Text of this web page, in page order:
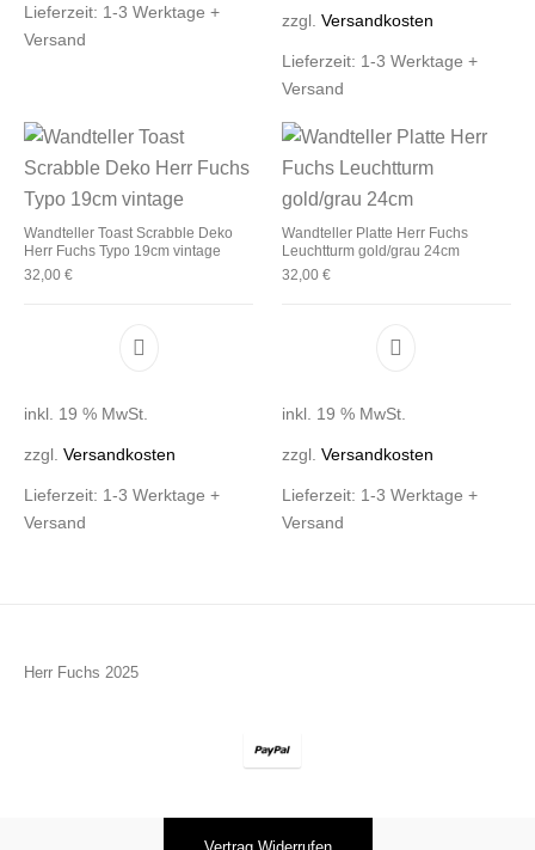
Lieferzeit: 1-3 Werktage +
Versand
zzgl. Versandkosten
Lieferzeit: 1-3 Werktage +
Versand
Wandteller Toast Scrabble Deko
Herr Fuchs Typo 19cm vintage
32,00€
inkl. 19 % MwSt.
zzgl.Versandkosten
Lieferzeit: 1-3 Werktage +
Versand
Wandteller Platte Herr Fuchs
Leuchtturm gold/grau 24cm
32,00 €
inkl. 19 % MwSt.
zzgl. Versandkosten
Lieferzeit: 1-3 Werktage +
Versand
Herr Fuchs 2025